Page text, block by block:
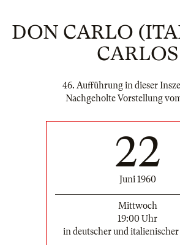
DON CARLO
CARLOS
46. Aufführung in dieser
Nachgeholte Vorstellung
22
Juni 1960
Mittwoch
19:00 Uhr
in deutscher und italienischer